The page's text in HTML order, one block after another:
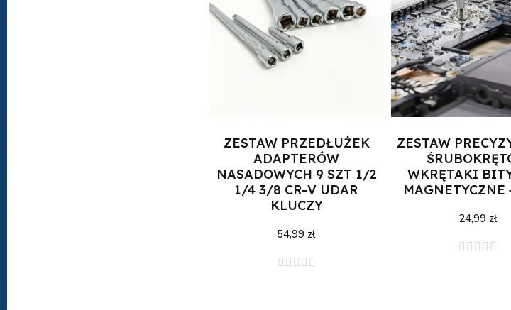
ZESTAW PRZEDŁUŻEK
ADAPTERÓW
NASADOWYCH 9 SZT 1/2
1/4 3/8 CR-V UDAR
KLUCZY
54,99 zł
    
Dodaj do koszyka
ZESTAW
WKRĘTAKI
MAGNETYCZNE
24,99 zł
    